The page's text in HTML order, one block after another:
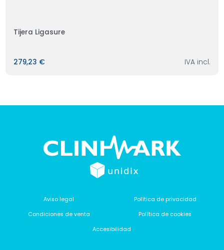
Tijera Ligasure
279,23 € IVA incl.
Aviso legal
Política de privacidad
Condiciones de venta
Política de cookies
Accesibilidad